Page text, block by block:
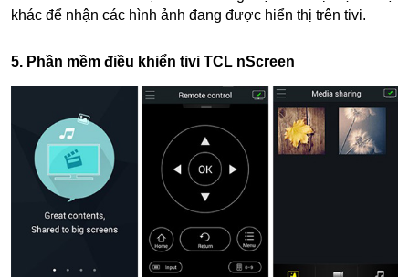
khác để nhận các hình ảnh đang được hiển thị trên tivi.
5. Phần mềm điều khiển tivi TCL nScreen